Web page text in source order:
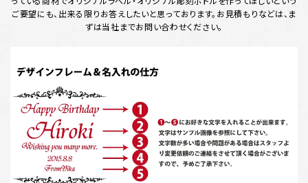
ご要望にも、出来る限りお答えしたいと思っております。お見積もりなどは、ま
ずは当社までお問い合わせください。